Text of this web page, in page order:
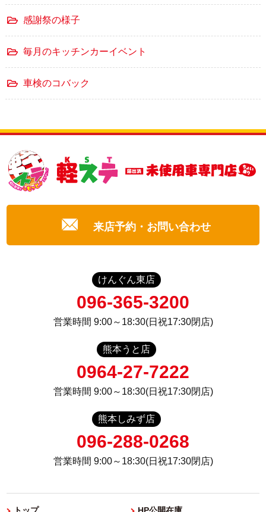
感謝祭の様子
毎月のキッチンカーイベント
車検のコバック
来店予約・お問い合わせ
けんぐん東店
096-365-3200
営業時間 9:00～18:30(日祝17:30閉店)
熊本うと店
0964-27-7222
営業時間 9:00～18:30(日祝17:30閉店)
熊本しみず店
096-288-0268
営業時間 9:00～18:30(日祝17:30閉店)